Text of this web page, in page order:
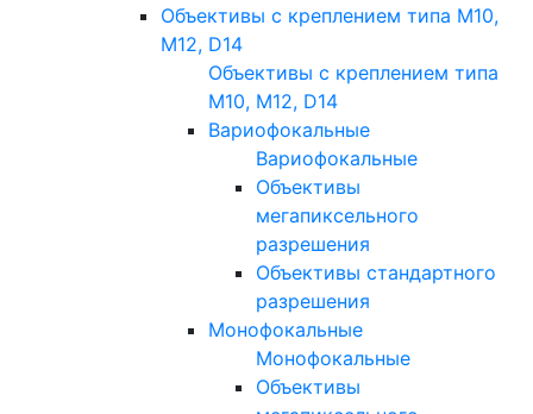
Объективы с креплением типа M10,
M12, D14
Объективы с креплением типа
M10, M12, D14
Вариофокальные
Вариофокальные
Объективы
мегапиксельного
разрешения
Объективы стандартного
разрешения
Монофокальные
Монофокальные
Объективы